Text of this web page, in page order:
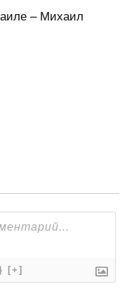
– Михаил
[+]